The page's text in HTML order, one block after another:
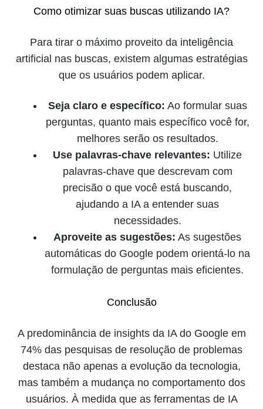
Como otimizar suas buscas utilizando IA?
Para tirar o máximo proveito da inteligência
artificial nas buscas, existem algumas estratégias
que os usuários podem aplicar.
Seja claro e específico: Ao formular suas
perguntas, quanto mais específico você for,
melhores serão os resultados.
Use palavras-chave relevantes: Utilize
palavras-chave que descrevam com
precisão o que você está buscando,
ajudando a IA a entender suas
necessidades.
Aproveite as sugestões: As sugestões
automáticas do Google podem orientá-lo na
formulação de perguntas mais eficientes.
Conclusão
A predominância de insights da IA do Google em
74% das pesquisas de resolução de problemas
destaca não apenas a evolução da tecnologia,
mas também a mudança no comportamento dos
usuários. À medida que as ferramentas de IA